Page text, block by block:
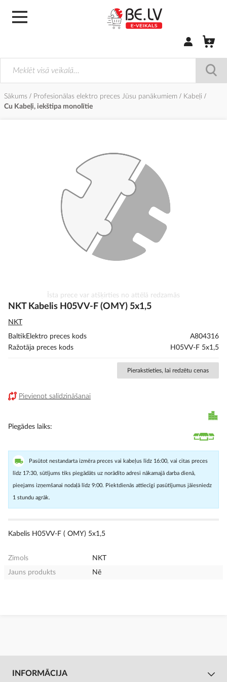
Pierakstīties/
Sākums Profesionālas elektro preces Jūsu panākumiem
Kabeļi
Cu Kabeļi, iekštipa monolītie
uz
sākumu
Īsta prece var atšķirties no attēlā redzamās
NKT Kabelis H05VV-F (OMY) 5x1,5
NKT
BaltikElektro preces kods
A804316
Ražotāja preces kods
H05VV-F 5x1,5
Pierakstieties, lai redzētu cenas
Pievienot salīdzināšanai
Piegādes laiks
Pasūtot nestandarta izmēra preces vai kabeļus līdz 16:00, vai citas preces
līdz 17:30, sūtījums tiks piegādāts uz norādīto adresi nākamajā darba dienā,
pieejams izņemšanai nodaļā līdz 9:00. Piektdienās attiecīgi pasūtījumus jāiesniedz
1 stundu agrāk.
Kabelis H05VV-F ( OMY) 5x1,5
Zīmols
NKT
Jauns produkts
Nē
INFORMĀCIJA